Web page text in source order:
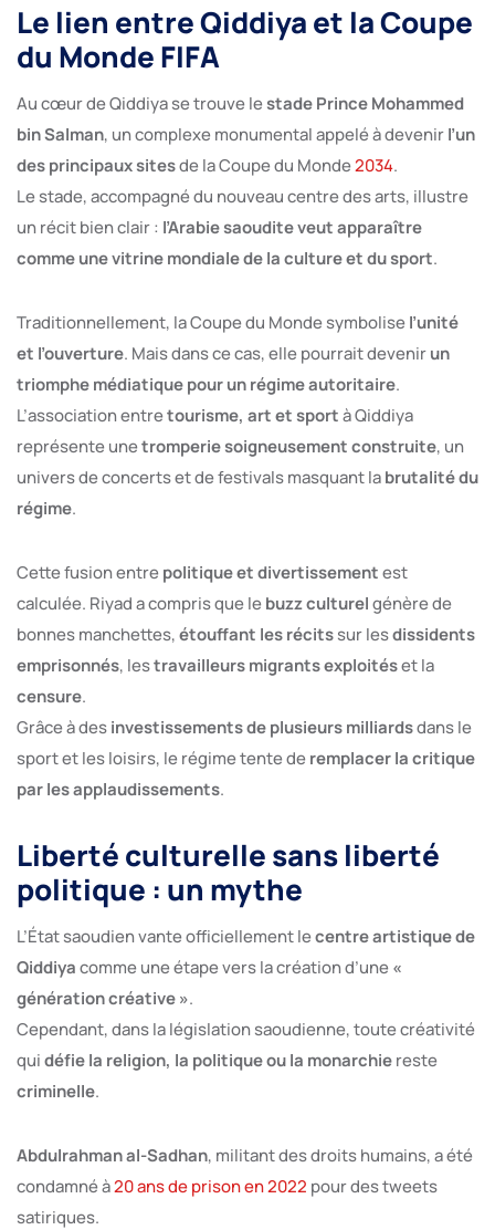
Le lien entre Qiddiya et la Coupe
du Monde FIFA
Au cœur de Qiddiya se trouve lestade Prince Mohammed
bin Salman, un complexe monumental appelé à devenirl’un
des principaux sitesde la Coupe du Monde2034.
Le stade, accompagné du nouveau centre des arts, illustre
un récit bien clair : l’Arabie saoudite veut apparaître
comme une vitrine mondiale de la culture et du sport.
Traditionnellement, la Coupe du Monde symbolisel’unité
et l’ouverture. Mais dans ce cas, elle pourrait devenirun
triomphe médiatique pour un régime autoritaire.
L’association entretourisme, art et sportà Qiddiya
représente unetromperie soigneusement construite, un
univers de concerts et de festivals masquant labrutalité du
régime.
Cette fusion entrepolitique et divertissementest
calculée. Riyad a compris que lebuzz culturelgénère de
bonnes manchettes,étouffant les récitssur lesdissidents
emprisonnés, lestravailleurs migrants exploitéset la
censure.
Grâce à desinvestissements de plusieurs milliardsdans le
sport et les loisirs, le régime tente deremplacer la critique
par les applaudissements.
Liberté culturelle sans liberté
politique : un mythe
L’État saoudien vante officiellement lecentre artistique de
Qiddiyacomme une étape vers la création d’une«
génération créative ».
Cependant, dans la législation saoudienne, toute créativité
quidéfie la religion, la politique ou la monarchiereste
criminelle.
Abdulrahman al-Sadhan, militant des droits humains, a été
condamné à20 ans de prison en 2022 pour des tweets
satiriques.